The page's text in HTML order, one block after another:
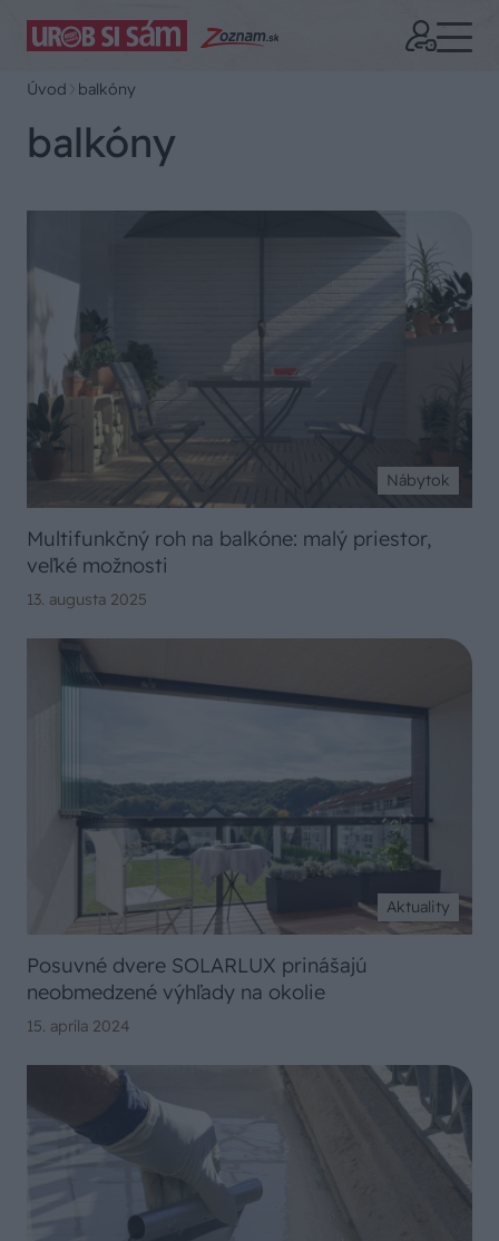
Úvod balkóny
balkóny
Nábytok
Multifunkčný roh na balkóne: malý priestor,
veľké možnosti
13. augusta 2025
Aktuality
Posuvné dvere SOLARLUX prinášajú
neobmedzené výhľady na okolie
15. apríla 2024